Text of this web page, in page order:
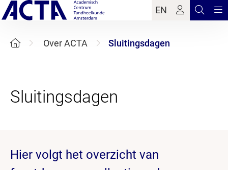
EN
Over ACTA Sluitingsdagen
Hier volgt het overzicht van